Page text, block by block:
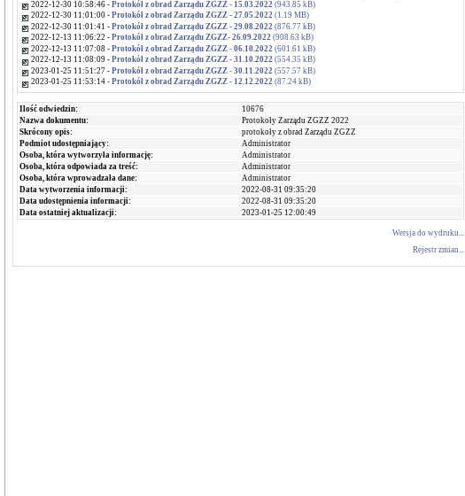
2022-12-30 10:58:46 - Protokół z obrad Zarządu ZGZZ - 15.03.2022 (943.85 kB)
2022-12-30 11:01:00 - Protokół z obrad Zarządu ZGZZ - 27.05.2022 (1.19 MB)
2022-12-30 11:01:41 - Protokół z obrad Zarządu ZGZZ - 29.08.2022 (876.77 kB)
2022-12-13 11:06:22 - Protokół z obrad Zarządu ZGZZ- 26.09.2022 (908.63 kB)
2022-12-13 11:07:08 - Protokół z obrad Zarządu ZGZZ - 06.10.2022 (601.61 kB)
2022-12-13 11:08:09 - Protokół z obrad Zarządu ZGZZ - 31.10.2022 (554.35 kB)
2023-01-25 11:51:27 - Protokół z obrad Zarządu ZGZZ - 30.11.2022 (557.57 kB)
2023-01-25 11:53:14 - Protokół z obrad Zarządu ZGZZ - 12.12.2022 (87.24 kB)
Ilość odwiedzin:
10676
Nazwa dokumentu:
Protokoły Zarządu ZGZZ 2022
Skrócony opis:
protokoły z obrad Zarządu ZGZZ
Podmiot udostępniający:
Administrator
Osoba, która wytworzyła informację:
Administrator
Osoba, która odpowiada za treść:
Administrator
Osoba, która wprowadzała dane:
Administrator
Data wytworzenia informacji:
2022-08-31 09:35:20
Data udostępnienia informacji:
2022-08-31 09:35:20
Data ostatniej aktualizacji:
2023-01-25 12:00:49
Wersja do wydruku...
Rejestr zmian...